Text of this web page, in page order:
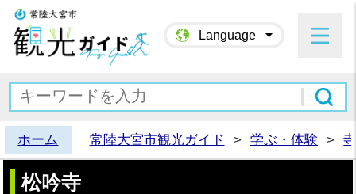
Language
ホーム 常陸大宮市観光ガイド > 学ぶ・体験 >
松吟寺